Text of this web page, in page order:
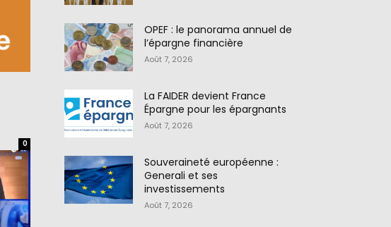
0
OPEF : le panorama annuel de
l’épargne financière
Août 7, 2026
La FAIDER devient France
Épargne pour les épargnants
Août 7, 2026
Souveraineté européenne :
Generali et ses
investissements
Août 7, 2026